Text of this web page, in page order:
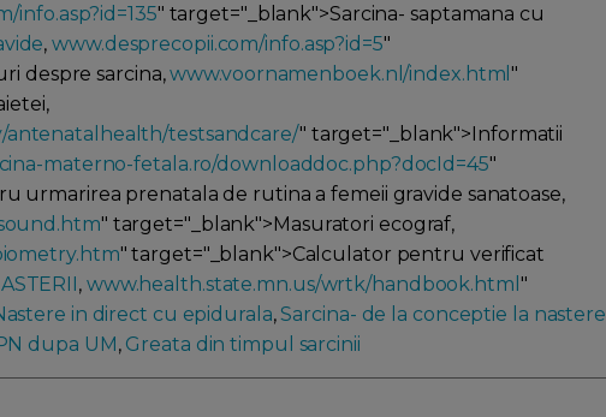
info.asp?id=135" target="_blank">Sarcina- saptamana cu
,www.desprecopii.com/info.asp?id=5"
despre sarcina,www.voornamenboek.nl/index.html "
antenatalhealth/testsandcare/" target="_blank">Informatii
materno-fetala.ro/downloaddoc.php?docId=45"
urmarirea prenatala de rutina a femeii gravide sanatoase,
" target="_blank">Masuratori ecograf,
" target="_blank">Calculator pentru verificat
, www.health.state.mn.us/wrtk/handbook.html "
in direct cu epidurala,Sarcina- de la conceptie la nastere
dupa UM, Greata din timpul sarcinii